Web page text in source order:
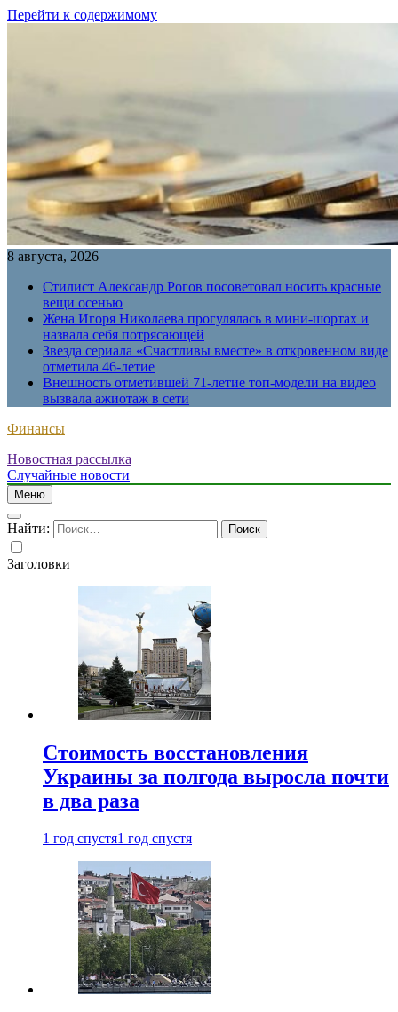
Перейти к содержимому
8 августа, 2026
Стилист Александр Рогов посоветовал носить красные
вещи осенью
Жена Игоря Николаева прогулялась в мини-шортах и
назвала себя потрясающей
Звезда сериала «Счастливы вместе» в откровенном виде
отметила 46-летие
Внешность отметившей 71-летие топ-модели на видео
вызвала ажиотаж в сети
Финансы
Новостная рассылка
Случайные новости
Меню
Найти:
Заголовки
Стоимость восстановления
Украины за полгода выросла почти
в два раза
1 год спустя1 год спустя